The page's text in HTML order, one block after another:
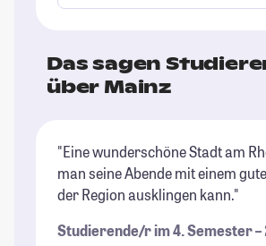
Das sagen
über Mainz
"Eine wunderschöne Stadt am
man seine Abende mit einem
der Region ausklingen kann."
Studierende/r im 4. Semester –